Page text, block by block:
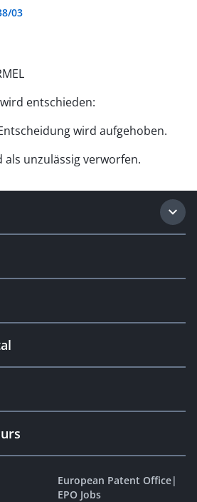
03
entschieden:
wird aufgehoben.
als unzulässig verworfen.
European Patent Office|
EPO Jobs